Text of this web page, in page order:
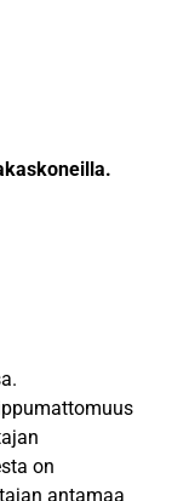
on
antamaa